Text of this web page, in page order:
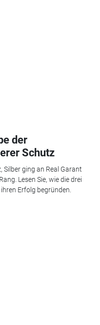
der
Schutz
Silber ging an Real Garant
Lesen Sie, wie die drei
Erfolg begründen.